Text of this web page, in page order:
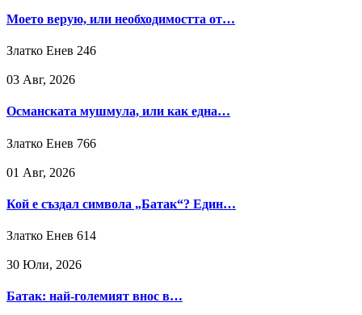
Моето верую, или необходимостта от…
Златко Енев 246
03 Авг, 2026
Османската мушмула, или как една…
Златко Енев 766
01 Авг, 2026
Кой е създал символа „Батак“? Един…
Златко Енев 614
30 Юли, 2026
Батак: най-големият внос в…